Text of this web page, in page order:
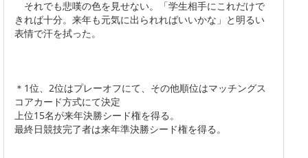
それでも悲嘆の色を見せない。「学生相手にこれだけで
きれば十分。来年も元気に出られればいいかな」と明るい
表情で汗を拭った。
＊1位、2位はプレーオフにて、その他順位はマッチングス
コアカード方式にて決定
上位15名が来年決勝シード権を得る。
最終日競技完了者は来年準決勝シード権を得る。